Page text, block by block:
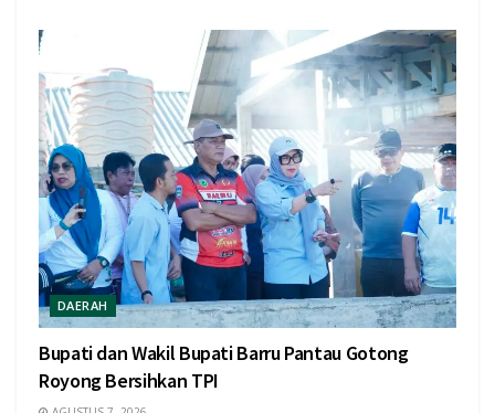
DAERAH
Bupati dan Wakil Bupati Barru Pantau Gotong
Royong Bersihkan TPI